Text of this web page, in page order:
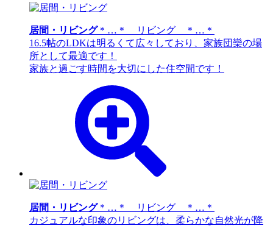
居間・リビング＊…＊ リビング ＊…＊
16.5帖のLDKは明るくて広々しており、家族団欒の場
所として最適です！
家族と過ごす時間を大切にした住空間です！
居間・リビング＊…＊ リビング ＊…＊
カジュアルな印象のリビングは、柔らかな自然光が降